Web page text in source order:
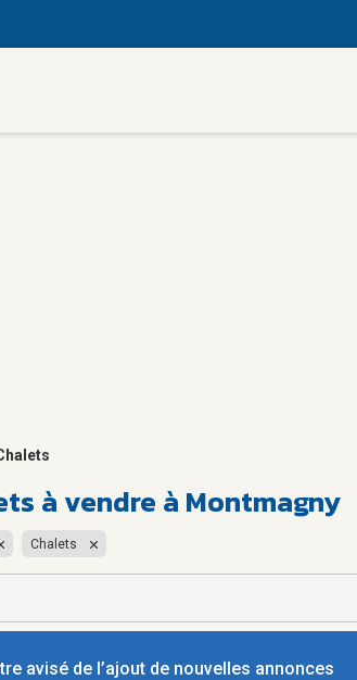
à vendre à Montmagny
Chalets
avisé de l’ajout de nouvelles annonces